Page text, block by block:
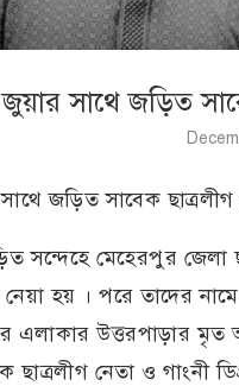
সাথে জড়িত
জড়িত সাবেক
সন্দেহে মেহেরপুর জেলা
হয় । পরে তাদের
উত্তরপাড়ার মৃত
ছাত্রলীগ নেতা ও